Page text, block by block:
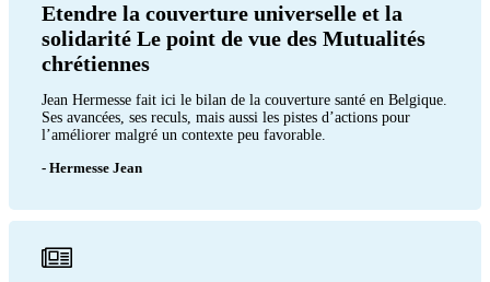
Etendre la couverture universelle et la
solidarité Le point de vue des Mutualités
chrétiennes
Jean Hermesse fait ici le bilan de la couverture santé en Belgique.
Ses avancées, ses reculs, mais aussi les pistes d’actions pour
l’améliorer malgré un contexte peu favorable.
- Hermesse Jean